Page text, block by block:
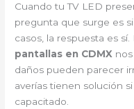
Cuando tu TV LED
pregunta que surge es
casos, la respuesta es sí.
pantallas en CDMX
daños pueden parecer
averías tienen solución
capacitado.